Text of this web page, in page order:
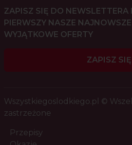
ZAPISZ SIĘ DO NEWSLETTERA
PIERWSZY NASZE
WYJĄTKOWE OFERTY
ZAPISZ SIĘ
Wszystkiegoslodkiego.pl ©
zastrzeżone
Przepisy